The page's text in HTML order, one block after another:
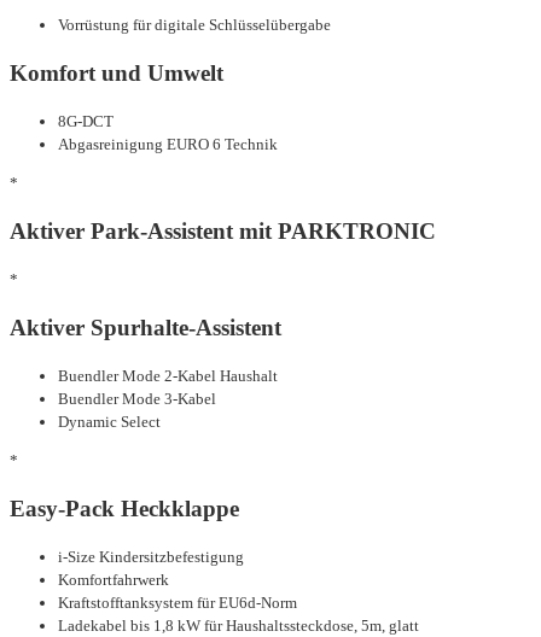
Vorrüstung für digitale Schlüsselübergabe
Komfort und Umwelt
8G-DCT
Abgasreinigung EURO 6 Technik
*
Aktiver Park-Assistent mit PARKTRONIC
*
Aktiver Spurhalte-Assistent
Buendler Mode 2-Kabel Haushalt
Buendler Mode 3-Kabel
Dynamic Select
*
Easy-Pack Heckklappe
i-Size Kindersitzbefestigung
Komfortfahrwerk
Kraftstofftanksystem für EU6d-Norm
Ladekabel bis 1,8 kW für Haushaltssteckdose, 5m, glatt